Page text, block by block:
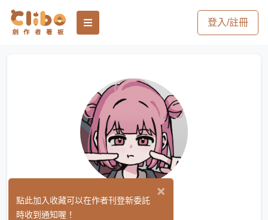
登入/註冊
波 (0)
×
點此加入收藏可以在作者刊登新委託
時收到通知喔！